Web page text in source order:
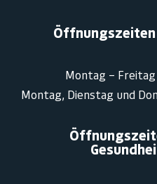
Montag –
Montag, Dienstag und